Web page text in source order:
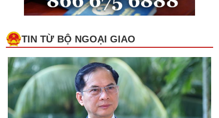
TIN TỪ BỘ NGOẠI GIAO